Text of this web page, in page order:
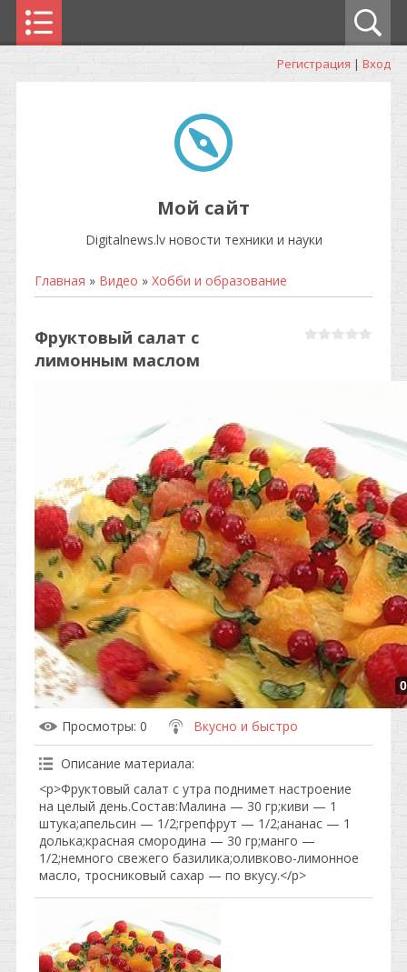
Регистрация | Вход
Мой сайт
Digitalnews.lv новости техники и науки
Главная » Видео » Хобби и образование
Фруктовый салат с
лимонным маслом
Просмотры: 0 Вкусно и быстро
Описание материала:
<p>Фруктовый салат с утра поднимет настроение
на целый день.Состав:Малина — 30 гр;киви — 1
штука;апельсин — 1/2;грепфрут — 1/2;ананас — 1
долька;красная смородина — 30 гр;манго —
1/2;немного свежего базилика;оливково-лимонное
масло, тросниковый сахар — по вкусу.</p>